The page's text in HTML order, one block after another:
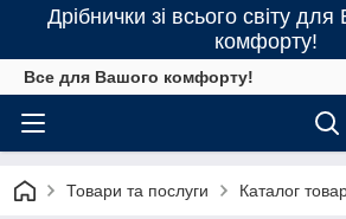
Дрібнички зі всього світу
комфорту!
Все для Вашого комфорту!
Товари та послуги Каталог